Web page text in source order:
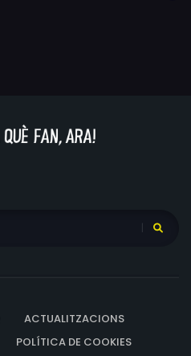
ACTUALITZACIONS
POLÍTICA DE COOKIES